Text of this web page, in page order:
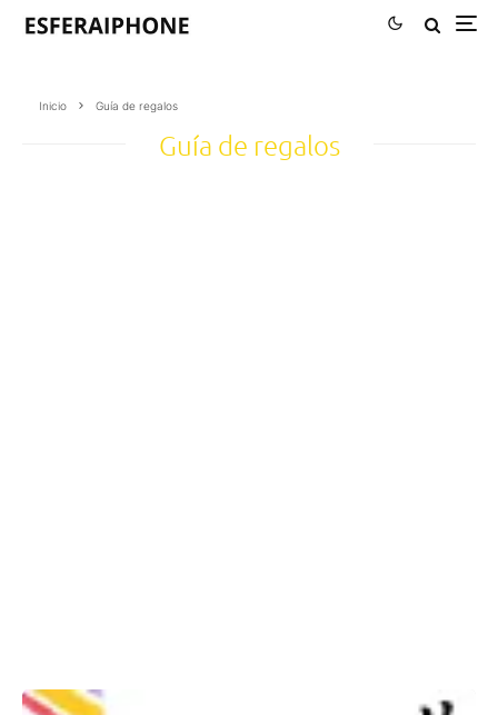
Inicio Guía de regalos
Guía de regalos